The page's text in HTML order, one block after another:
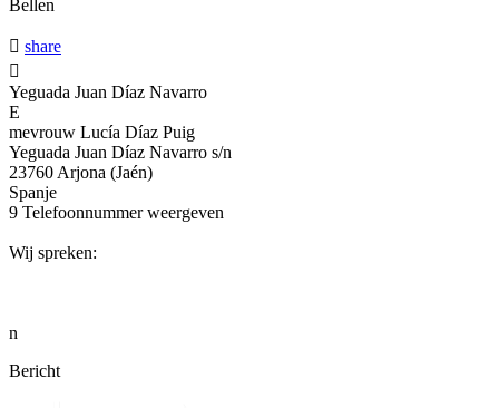
Bellen
 share

Yeguada Juan Díaz Navarro
E
mevrouw Lucía Díaz Puig
Yeguada Juan Díaz Navarro s/n
23760 Arjona (Jaén)
Spanje
9 Telefoonnummer weergeven
Wij spreken:
n
Bericht